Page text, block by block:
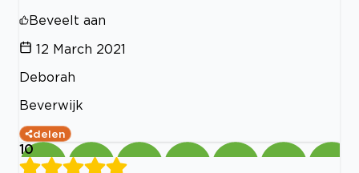
Beveelt aan
12 March 2021
Deborah
Beverwijk
delen
10